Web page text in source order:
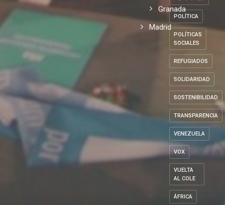
Granada
Madrid
POLÍTICA
POLÍTICAS
SOCIALES
REFUGIADOS
SOLIDARIDAD
SOSTENIBILIDAD
TRANSPARENCIA
VENEZUELA
VOX
VUELTA
AL COLE
ÁFRICA